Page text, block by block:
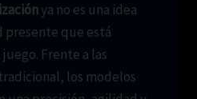
ya no es una idea
presente que está
Frente a las
los modelos